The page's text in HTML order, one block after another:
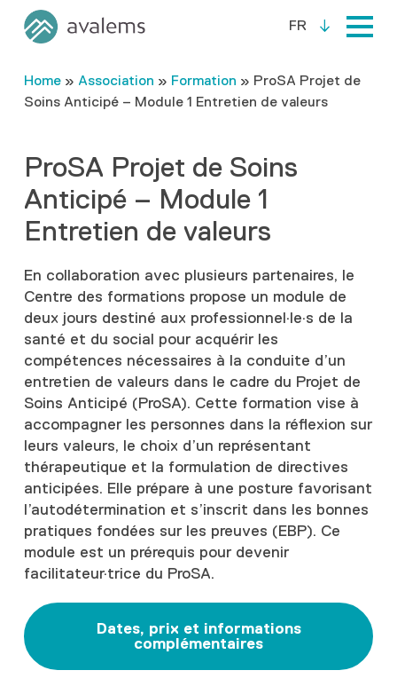
FR
Home» Association » Formation » ProSA Projet de
Soins Anticipé – Module 1 Entretien de valeurs
ProSA Projet de Soins
Anticipé – Module 1
Entretien de valeurs
En collaboration avec plusieurs partenaires, le
Centre des formations propose un module de
deux jours destiné aux professionnel·le·s de la
santé et du social pour acquérir les
compétences nécessaires à la conduite d’un
entretien de valeurs dans le cadre du Projet de
Soins Anticipé (ProSA). Cette formation vise à
accompagner les personnes dans la réflexion sur
leurs valeurs, le choix d’un représentant
thérapeutique et la formulation de directives
anticipées. Elle prépare à une posture favorisant
l’autodétermination et s’inscrit dans les bonnes
pratiques fondées sur les preuves (EBP). Ce
module est un prérequis pour devenir
facilitateur·trice du ProSA.
Dates, prix et informations
complémentaires